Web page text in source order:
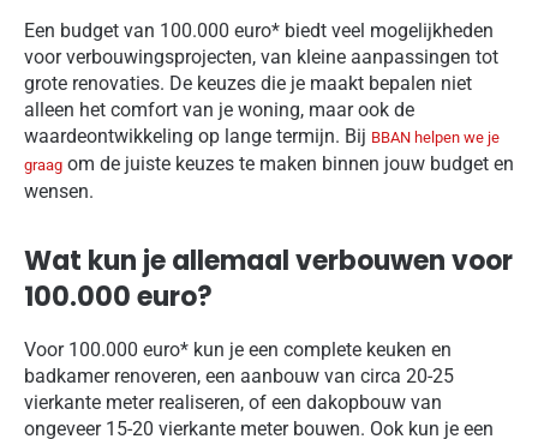
Een budget van 100.000 euro* biedt veel mogelijkheden
voor verbouwingsprojecten, van kleine aanpassingen tot
grote renovaties. De keuzes die je maakt bepalen niet
alleen het comfort van je woning, maar ook de
waardeontwikkeling op lange termijn. Bij BBAN helpen we je
graag om de juiste keuzes te maken binnen jouw budget en
wensen.
Wat kun je allemaal verbouwen voor
100.000 euro?
Voor 100.000 euro* kun je een complete keuken en
badkamer renoveren, een aanbouw van circa 20-25
vierkante meter realiseren, of een dakopbouw van
ongeveer 15-20 vierkante meter bouwen. Ook kun je een